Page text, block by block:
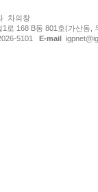
차의창
1로 168 B동 801호(가산동
5101 E-mail
입니다.